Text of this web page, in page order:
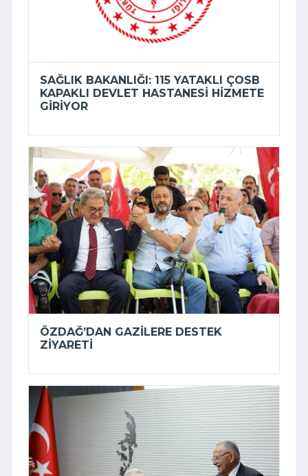
SAĞLIK BAKANLIĞI: 115 YATAKLI ÇOSB
KAPAKLI DEVLET HASTANESI HIZMETE
GIRIYOR
ÖZDAĞ’DAN GAZILERE DESTEK
ZIYARETI